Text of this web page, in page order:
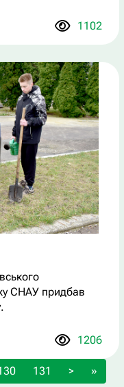
1102
СНАУ придбав
1206
131 > »